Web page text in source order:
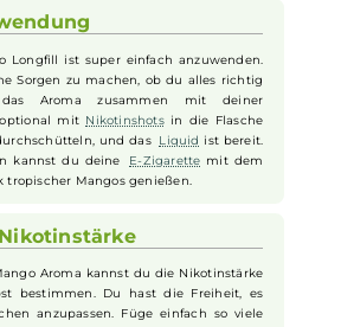
verschließen und perfekt für den
E-Zigarette
. Ideal für alle, die sich
Gefilde entführen lassen möchten. Im
ist eine 10ml Aroma- Flaschein einer 60ml
Longfill ist super einfach anzuwenden.
das Aroma zusammen mit deiner
optional mit
Nikotinshots in die Flasche